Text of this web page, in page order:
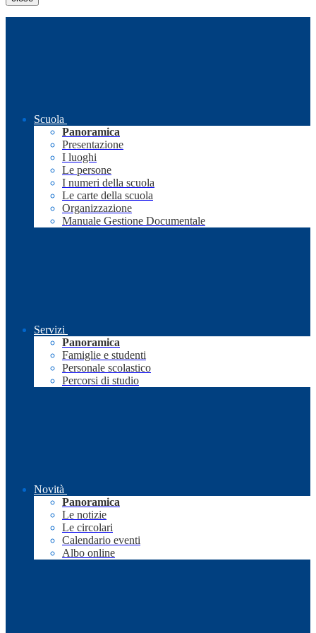
Scuola
Panoramica
Presentazione
I luoghi
Le persone
I numeri della scuola
Le carte della scuola
Organizzazione
Manuale Gestione Documentale
Servizi
Panoramica
Famiglie e studenti
Personale scolastico
Percorsi di studio
Novità
Panoramica
Le notizie
Le circolari
Calendario eventi
Albo online